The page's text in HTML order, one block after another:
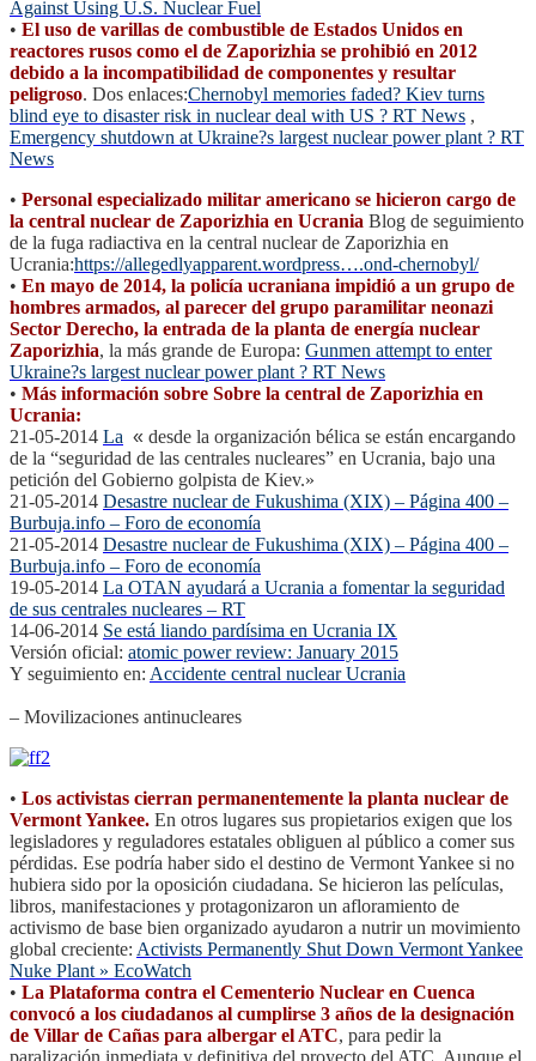
Against Using U.S. Nuclear Fuel
• El uso de varillas de combustible de Estados Unidos en
reactores rusos como el de Zaporizhia se prohibió en 2012
debido a la incompatibilidad de componentes y resultar
peligroso. Dos enlaces:Chernobyl memories faded? Kiev turns
blind eye to disaster risk in nuclear deal with US ? RT News ,
Emergency shutdown at Ukraine?s largest nuclear power plant ? RT
News
• Personal especializado militar americano se hicieron cargo de
la central nuclear de Zaporizhia en Ucrania Blog de seguimiento
de la fuga radiactiva en la central nuclear de Zaporizhia en
Ucrania:https://allegedlyapparent.wordpress….ond-chernobyl/
• En mayo de 2014, la policía ucraniana impidió a un grupo de
hombres armados, al parecer del grupo paramilitar neonazi
Sector Derecho, la entrada de la planta de energía nuclear
Zaporizhia, la más grande de Europa: Gunmen attempt to enter
Ukraine?s largest nuclear power plant ? RT News
• Más información sobre Sobre la central de Zaporizhia en
Ucrania:
21-05-2014 La « desde la organización bélica se están encargando
de la “seguridad de las centrales nucleares” en Ucrania, bajo una
petición del Gobierno golpista de Kiev.»
21-05-2014 Desastre nuclear de Fukushima (XIX) – Página 400 –
Burbuja.info – Foro de economía
21-05-2014 Desastre nuclear de Fukushima (XIX) – Página 400 –
Burbuja.info – Foro de economía
19-05-2014 La OTAN ayudará a Ucrania a fomentar la seguridad
de sus centrales nucleares – RT
14-06-2014 Se está liando pardísima en Ucrania IX
Versión oficial: atomic power review: January 2015
Y seguimiento en: Accidente central nuclear Ucrania
– Movilizaciones antinucleares
• Los activistas cierran permanentemente la planta nuclear de
Vermont Yankee. En otros lugares sus propietarios exigen que los
legisladores y reguladores estatales obliguen al público a comer sus
pérdidas. Ese podría haber sido el destino de Vermont Yankee si no
hubiera sido por la oposición ciudadana. Se hicieron las películas,
libros, manifestaciones y protagonizaron un afloramiento de
activismo de base bien organizado ayudaron a nutrir un movimiento
global creciente: Activists Permanently Shut Down Vermont Yankee
Nuke Plant » EcoWatch
• La Plataforma contra el Cementerio Nuclear en Cuenca
convocó a los ciudadanos al cumplirse 3 años de la designación
de Villar de Cañas para albergar el ATC, para pedir la
paralización inmediata y definitiva del proyecto del ATC. Aunque el